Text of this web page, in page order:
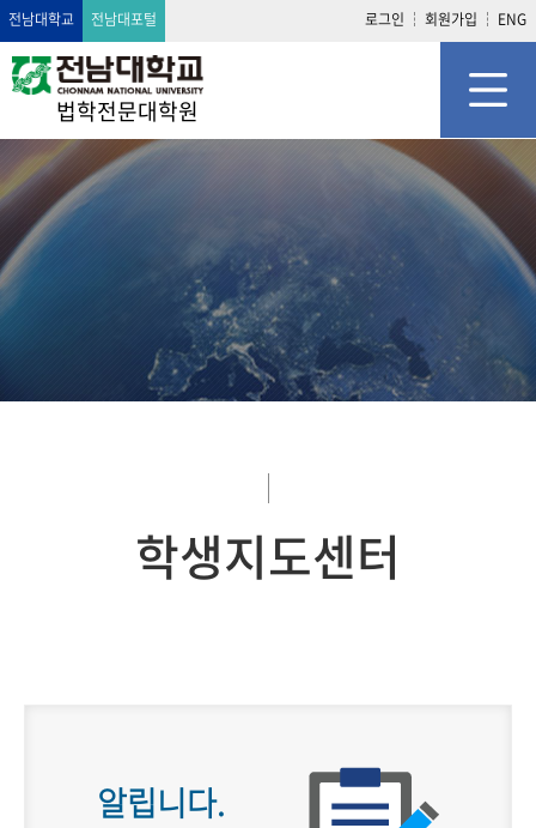
전남대학교 전남대포털 로그인 회원가입 ENG
법학전문대학원
학생지도센터
알립니다.